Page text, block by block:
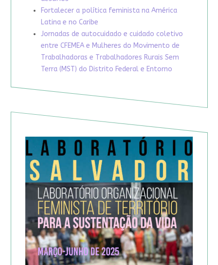
Fortalecer a política feminista na América
Latina e no Caribe
Jornadas de autocuidado e cuidado coletivo
entre CFEMEA e Mulheres do Movimento de
Trabalhadoras e Trabalhadores Rurais Sem
Terra (MST) do Distrito Federal e Entorno